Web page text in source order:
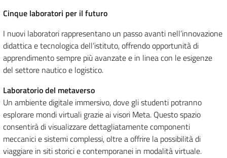
Cinque laboratori per il futuro
I nuovi laboratori rappresentano un passo avanti nell’innovazione
didattica e tecnologica dell’istituto, offrendo opportunità di
apprendimento sempre più avanzate e in linea con le esigenze
del settore nautico e logistico.
Laboratorio del metaverso
Un ambiente digitale immersivo, dove gli studenti potranno
esplorare mondi virtuali grazie ai visori Meta. Questo spazio
consentirà di visualizzare dettagliatamente componenti
meccanici e sistemi complessi, oltre a offrire la possibilità di
viaggiare in siti storici e contemporanei in modalità virtuale.